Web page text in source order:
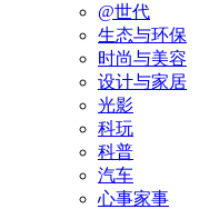
@世代
生态与环保
时尚与美容
设计与家居
光影
科玩
科普
汽车
心事家事